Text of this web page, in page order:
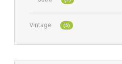
Vintage (5)